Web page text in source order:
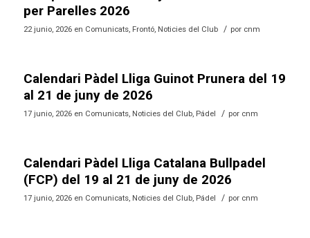
per Parelles 2026
22 junio, 2026 en Comunicats, Frontó, Noticies del Club / por cnm
Calendari Pàdel Lliga Guinot Prunera del 19
al 21 de juny de 2026
17 junio, 2026 en Comunicats, Noticies del Club, Pádel / por cnm
Calendari Pàdel Lliga Catalana Bullpadel
(FCP) del 19 al 21 de juny de 2026
17 junio, 2026 en Comunicats, Noticies del Club, Pádel / por cnm